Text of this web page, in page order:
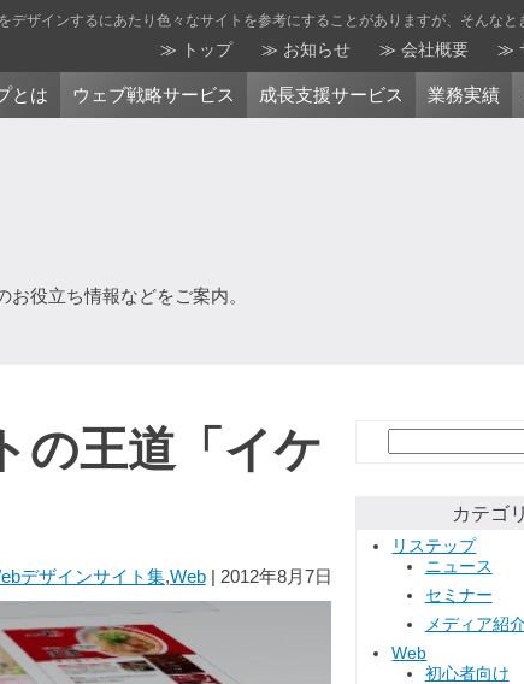
デザインするにあたり色々なサイトを参考にすることがありますが、そんなと
トップ お知らせ 会社概要
とは ウェブ戦略サービス 成長支援サービス 業務実績
役立ち情報などをご案内。
の王道「イケ
デザインサイト集,Web| 2012年8月7日
索:
カテゴ
リステップ
ニュース
セミナー
メディア紹
Web
初心者向け